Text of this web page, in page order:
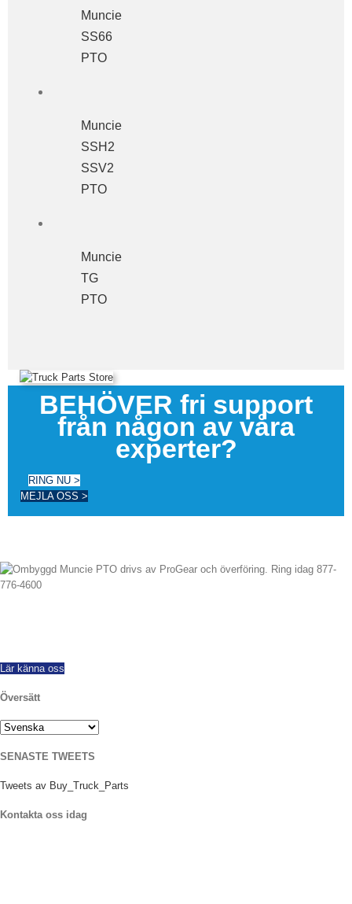
Muncie
SS66
PTO
Muncie
SSH2
SSV2
PTO
Muncie
TG
PTO
BEHÖVER fri support
från någon av våra
experter?
RING NU >
MEJLA OSS >
Lär känna oss
Översätt
SENASTE TWEETS
Tweets av Buy_Truck_Parts
Kontakta oss idag